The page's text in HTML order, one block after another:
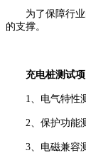
为了保障行业的
的支撑。
充电桩测试项
1、电气特性测
2、保护功能测
3、电磁兼容测